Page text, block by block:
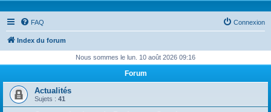
FAQ Connexion
Index du forum
Nous sommes le lun. 10 août 2026 09:16
Forum
Actualités
Sujets : 41